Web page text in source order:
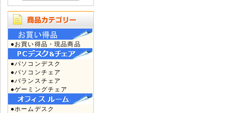
●お買い得品・現品商品
●パソコンデスク
●パソコンチェア
●バランスチェア
●ゲーミングチェア
●ホームデスク